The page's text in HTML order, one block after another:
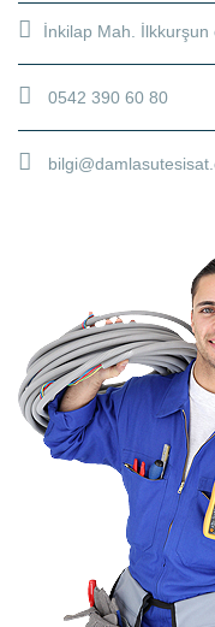
İnkilap Mah.
0542 390 60 80